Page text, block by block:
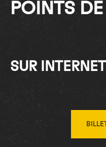
POINTS
SUR